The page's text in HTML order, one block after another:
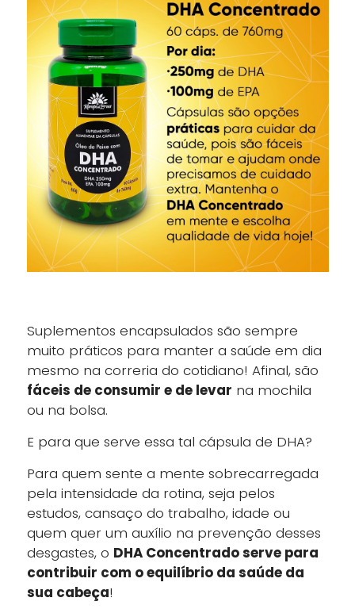
Suplementos encapsulados são sempre
muito práticos para manter a saúde em dia
mesmo na correria do cotidiano! Afinal, são
fáceis de consumir e de levar na mochila
ou na bolsa.
E para que serve essa tal cápsula de DHA?
Para quem sente a mente sobrecarregada
pela intensidade da rotina, seja pelos
estudos, cansaço do trabalho, idade ou
quem quer um auxílio na prevenção desses
desgastes, o DHA Concentrado serve para
contribuir com o equilíbrio da saúde da
sua cabeça!